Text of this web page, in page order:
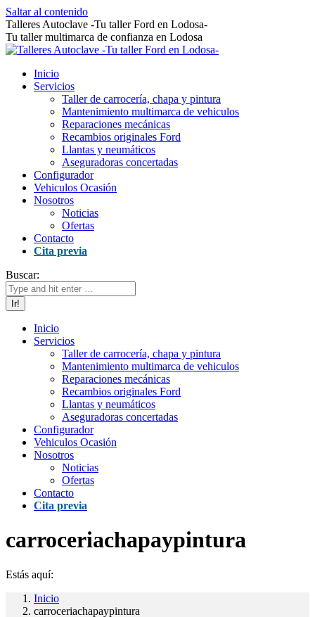
Saltar al contenido
Talleres Autoclave -Tu taller Ford en Lodosa-
Tu taller multimarca de confianza en Lodosa
Inicio
Servicios
Taller de carrocería, chapa y pintura
Mantenimiento multimarca de vehiculos
Reparaciones mecánicas
Recambios originales Ford
Llantas y neumáticos
Aseguradoras concertadas
Configurador
Vehiculos Ocasión
Nosotros
Noticias
Ofertas
Contacto
Cita previa
Buscar:
Inicio
Servicios
Taller de carrocería, chapa y pintura
Mantenimiento multimarca de vehiculos
Reparaciones mecánicas
Recambios originales Ford
Llantas y neumáticos
Aseguradoras concertadas
Configurador
Vehiculos Ocasión
Nosotros
Noticias
Ofertas
Contacto
Cita previa
carroceriachapaypintura
Estás aquí:
Inicio
carroceriachapaypintura